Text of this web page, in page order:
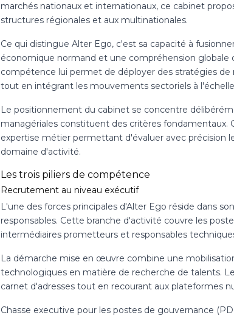
marchés nationaux et internationaux, ce cabinet
structures régionales et aux multinationales.
Ce qui distingue Alter Ego, c'est sa capacité à
économique normand et une compréhension globale
compétence lui permet de déployer des stratégies
tout en intégrant les mouvements sectoriels à
Le positionnement du cabinet se concentre
managériales constituent des critères fondamentaux.
expertise métier permettant d'évaluer avec précision
domaine d'activité.
Les trois piliers de compétence
Recrutement au niveau exécutif
L'une des forces principales d'Alter Ego réside dans
responsables. Cette branche d'activité couvre les
intermédiaires prometteurs et responsables
La démarche mise en œuvre combine une
technologiques en matière de recherche de talents.
carnet d'adresses tout en recourant aux plateformes
Chasse executive pour les postes de gouvernance